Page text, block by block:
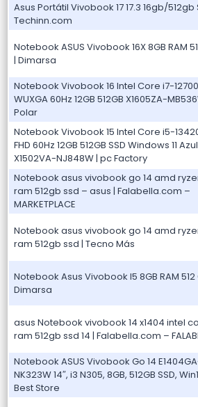
Asus Portátil Vivobook 17 17.3 16gb/512gb
Techinn.com
Notebook ASUS Vivobook 16X 8GB RAM
| Dimarsa
Notebook Vivobook 16 Intel Core i7-
WUXGA 60Hz 12GB 512GB X1605ZA-
Polar
Notebook Vivobook 15 Intel Core i5-
FHD 60Hz 12GB 512GB SSD Windows 11 Azul
X1502VA-NJ848W | pc Factory
Notebook asus vivobook go 14 amd
ram 512gb ssd – asus | Falabella.com –
MARKETPLACE
Notebook asus vivobook go 14 amd
ram 512gb ssd | Tecno Más
Notebook Asus Vivobook I5 8GB RAM 512
Dimarsa
asus Notebook vivobook 14 x1404 intel
ram 512gb ssd 14 | Falabella.com –
Notebook ASUS Vivobook Go 14
NK323W 14″, i3 N305, 8GB, 512GB SSD,
Best Store